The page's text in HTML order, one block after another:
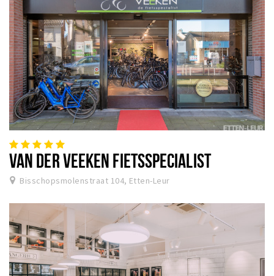
Parkeren
Bezienswaardigheden
Musea, theaters & podia
Uitjes & activiteiten
Toeristische routes
Natuurgebieden
Baroniepoorten
Sport
Privacy
Inloggen
VAN DER VEEKEN FIETSSPECIALIST
Bisschopsmolenstraat 104, Etten-Leur